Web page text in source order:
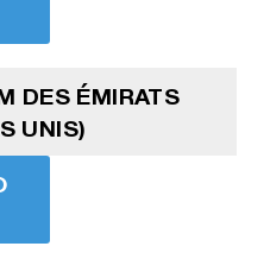
DES ÉMIRATS
UNIS)